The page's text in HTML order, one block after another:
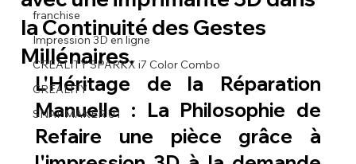
franchise
Impression 3D en ligne
CREALITY SPARKX i7 Color Combo
CREALITY
SNAPMAKER U1
la Continuité des Gestes
Millénaires.
L'Héritage de la Réparation
Refaire une pièce grâce à